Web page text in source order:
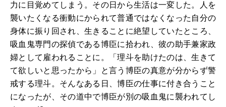
力に目覚めてしまう。その日から生活は一変した。人を
襲いたくなる衝動にかられて普通ではなくなった自分の
身体に振り回され、生きることに絶望していたところ、
吸血鬼専門の探偵である博臣に拾われ、彼の助手兼家政
婦として雇われることに。「理斗を助けたのは、生きて
て欲しいと思ったから」と言う博臣の真意が分からず警
戒する理斗。そんなある日、博臣の仕事に付き合うこと
になったが、その道中で博臣が別の吸血鬼に襲われてし